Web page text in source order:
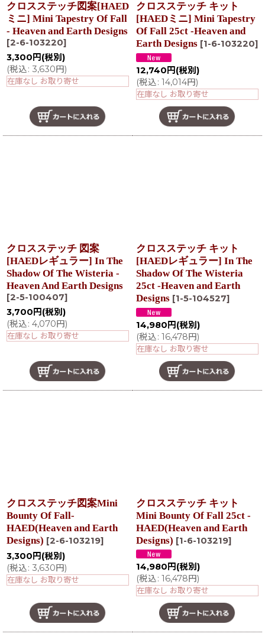
クロスステッチ図案[HAED
ミニ] Mini Tapestry Of Fall
- Heaven and Earth Designs
[2-6-103220]
3,300 円 (税別)
(税込: 3,630円)
在庫なし お取り寄せ
クロスステッチ キット
[HAEDミニ] Mini Tapestry
Of Fall 25ct -Heaven and
Earth Designs [1-6-103220]
12,740 円 (税別)
(税込: 14,014円)
在庫なし お取り寄せ
クロスステッチ 図案
[HAEDレギュラー] In The
Shadow Of The Wisteria -
Heaven And Earth Designs
[2-5-100407]
3,700 円 (税別)
(税込: 4,070円)
在庫なし お取り寄せ
クロスステッチ キット
[HAEDレギュラー] In The
Shadow Of The Wisteria
25ct -Heaven and Earth
Designs [1-5-104527]
14,980 円 (税別)
(税込: 16,478円)
在庫なし お取り寄せ
クロスステッチ図案Mini
Bounty Of Fall-
HAED(Heaven and Earth
Designs) [2-6-103219]
3,300 円 (税別)
(税込: 3,630円)
在庫なし お取り寄せ
クロスステッチ キット
Mini Bounty Of Fall 25ct -
HAED(Heaven and Earth
Designs) [1-6-103219]
14,980 円 (税別)
(税込: 16,478円)
在庫なし お取り寄せ